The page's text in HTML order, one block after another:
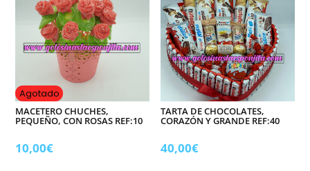
Agotado
MACETERO CHUCHES,
PEQUEÑO, CON ROSAS REF:10
10,00€
TARTA DE CHOCOLATES,
CORAZÓN Y GRANDE REF:40
40,00€